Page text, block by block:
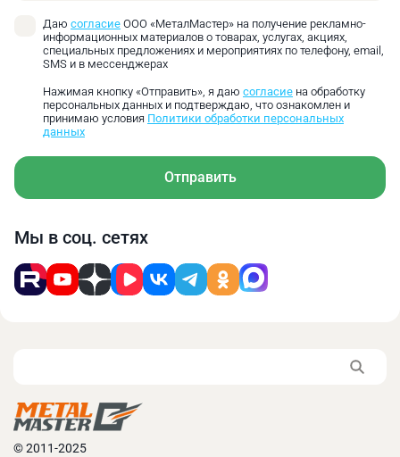
Даю согласие ООО «МеталМастер» на получение рекламно-
информационных материалов о товарах, услугах, акциях,
специальных предложениях и мероприятиях по телефону, email,
SMS и в мессенджерах
Нажимая кнопку «Отправить», я даю согласие на обработку
персональных данных и подтверждаю, что ознакомлен и
принимаю условия Политики обработки персональных
данных
Отправить
Мы в соц. сетях
© 2011-2025